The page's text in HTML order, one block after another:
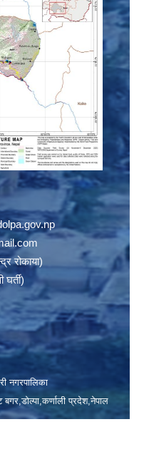
रोकाया)
नगरपालिका
बगर,डोल्पा,कर्णाली प्रदेश,नेपाल